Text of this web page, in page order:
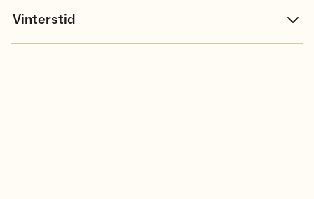
Vinterstid